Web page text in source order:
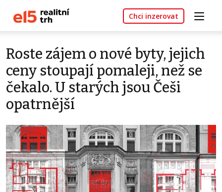
Chci inzerovat
Roste zájem o nové byty, jejich
ceny stoupají pomaleji, než se
čekalo. U starých jsou Češi
opatrnější